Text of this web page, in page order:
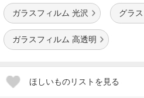
ガラスフィルム 光沢 グラ
ガラスフィルム 高透明
ほしいものリストを見る